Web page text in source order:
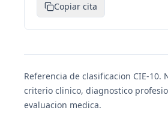
Copiar cita
Referencia de clasificacion CIE-10.
criterio clinico, diagnostico
evaluacion medica.